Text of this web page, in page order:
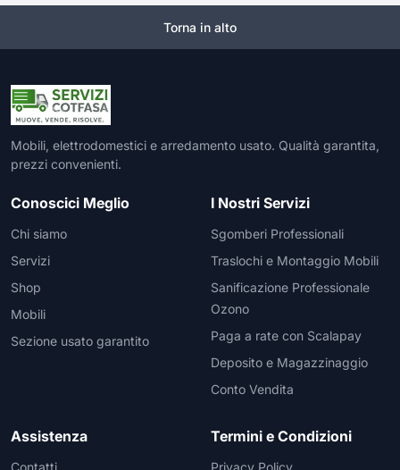
Torna in alto
Mobili, elettrodomestici e arredamento usato. Qualità garantita,
prezzi convenienti.
Conoscici Meglio
Chi siamo
Servizi
Shop
Mobili
Sezione usato garantito
I Nostri Servizi
Sgomberi Professionali
Traslochi e Montaggio Mobili
Sanificazione Professionale
Ozono
Paga a rate con Scalapay
Deposito e Magazzinaggio
Conto Vendita
Assistenza
Contatti
Termini e Condizioni
Privacy Policy